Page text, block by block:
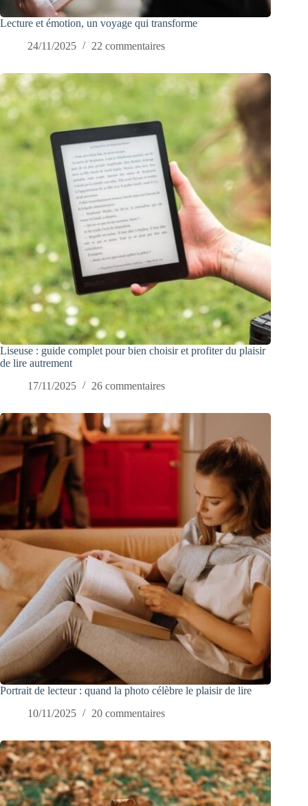
Lecture et émotion, un voyage qui transforme
24/11/2025
22 commentaires
Liseuse : guide complet pour bien choisir et profiter du plaisir
de lire autrement
17/11/2025
26 commentaires
Portrait de lecteur : quand la photo célèbre le plaisir de lire
10/11/2025
20 commentaires